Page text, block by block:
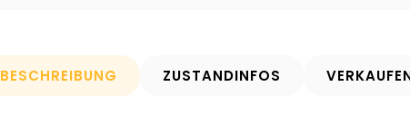
BESCHREIBUNG ZUSTANDINFOS